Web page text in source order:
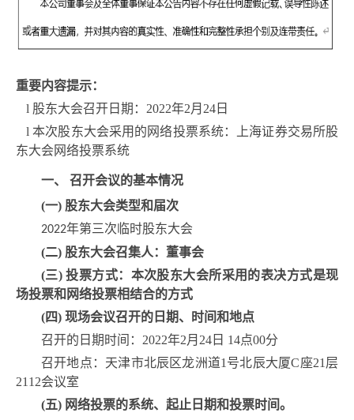
重要内容提示：
l 股东大会召开日期 ： 2022年2月24日
l本次股东大会采用的网络投票系统：
上海证券交易所股
东大会网络投票系统
一、 召开会议的基本情况
(一) 股东大会类型和届次
2022年第三次临时股东大会
(二) 股东大会召集人： 董事会
(三)投票方式： 本次股东大会所采用的表决方式是现
场投票和网络投票相结合的方式
(四) 现场会议召开的日期、时间和地点
召开的日期时间： 2022年2月24日 14点00分
召开地点： 天津市北辰区龙洲道1号北辰大厦C座21层
2112会议室
(五) 网络投票的系统、起止日期和投票时间。